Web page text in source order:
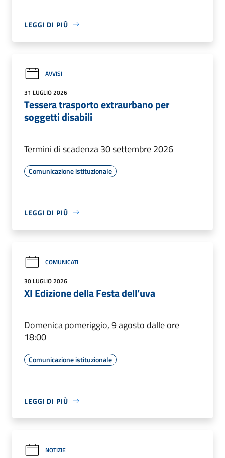
LEGGI DI PIÙ
AVVISI
31 LUGLIO 2026
Tessera trasporto extraurbano per
soggetti disabili
Termini di scadenza 30 settembre 2026
Comunicazione istituzionale
LEGGI DI PIÙ
COMUNICATI
30 LUGLIO 2026
XI Edizione della Festa dell’uva
Domenica pomeriggio, 9 agosto dalle ore
18:00
Comunicazione istituzionale
LEGGI DI PIÙ
NOTIZIE